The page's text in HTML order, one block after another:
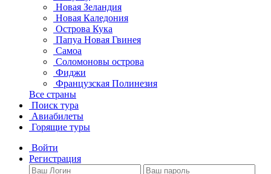
Новая Зеландия
Новая Каледония
Острова Кука
Папуа Новая Гвинея
Самоа
Соломоновы острова
Фиджи
Французская Полинезия
Все страны
Поиск тура
Авиабилеты
Горящие туры
Войти
Регистрация